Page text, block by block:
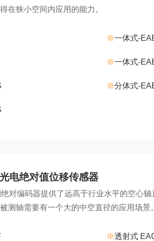
在狭小空间内应用的能力。
※一体式-
※一体式-
※分体式-
电绝对值位移传感器
对编码器提供了远高于行业水平的空心
测轴需要有一个大的中空直径的应用场景。
※透射式